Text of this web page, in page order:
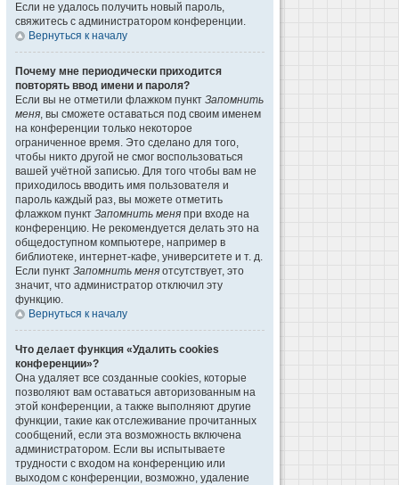
Если не удалось получить новый пароль,
свяжитесь с администратором конференции.
Вернуться к началу
Почему мне периодически приходится
повторять ввод имени и пароля?
Если вы не отметили флажком пункт Запомнить
меня, вы сможете оставаться под своим именем
на конференции только некоторое
ограниченное время. Это сделано для того,
чтобы никто другой не смог воспользоваться
вашей учётной записью. Для того чтобы вам не
приходилось вводить имя пользователя и
пароль каждый раз, вы можете отметить
флажком пункт Запомнить меня при входе на
конференцию. Не рекомендуется делать это на
общедоступном компьютере, например в
библиотеке, интернет-кафе, университете и т. д.
Если пункт Запомнить меня отсутствует, это
значит, что администратор отключил эту
функцию.
Вернуться к началу
Что делает функция «Удалить cookies
конференции»?
Она удаляет все созданные cookies, которые
позволяют вам оставаться авторизованным на
этой конференции, а также выполняют другие
функции, такие как отслеживание прочитанных
сообщений, если эта возможность включена
администратором. Если вы испытываете
трудности с входом на конференцию или
выходом с конференции, возможно, удаление